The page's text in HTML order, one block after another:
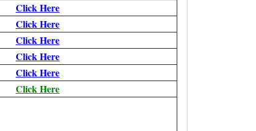
Click Here
Click Here
Click Here
Click Here
Click Here
Click Here